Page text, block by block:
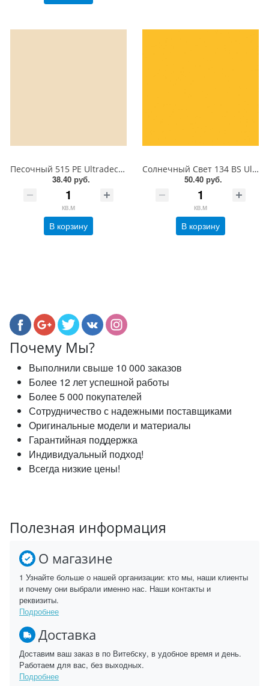
Песочный 515 PE Ultradecor ЛДСП 18 мм
38.40 руб.
кв.м
В корзину
Солнечный Свет 134 BS Ultradecor ЛДСП 18 мм
50.40 руб.
кв.м
В корзину
Почему Мы?
Выполнили свыше 10 000 заказов
Более 12 лет успешной работы
Более 5 000 покупателей
Сотрудничество с надежными поставщиками
Оригинальные модели и материалы
Гарантийная поддержка
Индивидуальный подход!
Всегда низкие цены!
Полезная информация
О магазине
1 Узнайте больше о нашей организации: кто мы, наши клиенты
и почему они выбрали именно нас. Наши контакты и
реквизиты.
Подробнее
Доставка
Доставим ваш заказ в по Витебску, в удобное время и день.
Работаем для вас, без выходных.
Подробнее